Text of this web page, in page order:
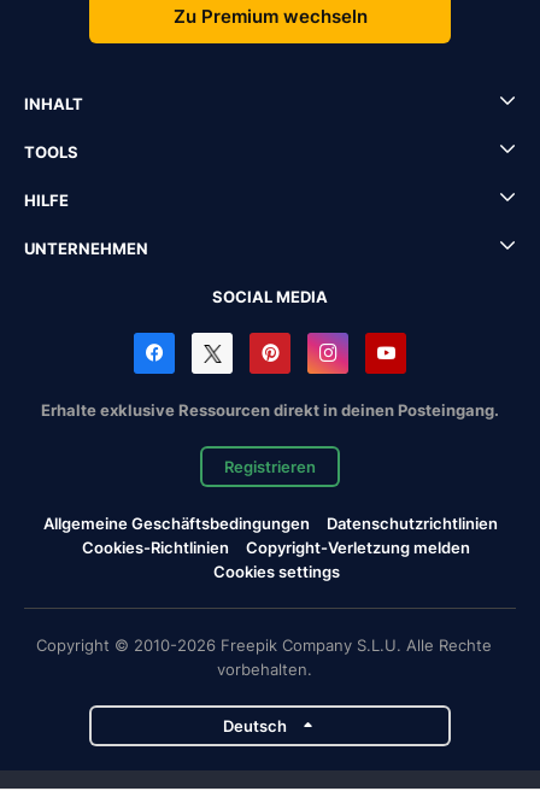
Zu Premium wechseln
INHALT
TOOLS
HILFE
UNTERNEHMEN
SOCIAL MEDIA
Erhalte exklusive Ressourcen direkt in deinen Posteingang.
Registrieren
Allgemeine Geschäftsbedingungen
Datenschutzrichtlinien
Cookies-Richtlinien
Copyright-Verletzung melden
Cookies settings
Copyright © 2010-2026 Freepik Company S.L.U. Alle Rechte
vorbehalten.
Deutsch